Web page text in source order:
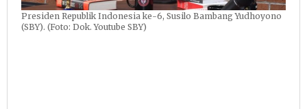
Presiden Republik Indonesia ke-6, Susilo Bambang Yudhoyono
(SBY). (Foto: Dok. Youtube SBY)